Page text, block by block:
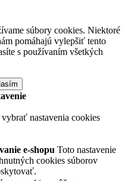
súbory cookies. Niektoré
pomáhajú vylepšiť tento
s používaním všetkých
nastavenia cookies
e-shopu Toto nastavenie
cookies súborov